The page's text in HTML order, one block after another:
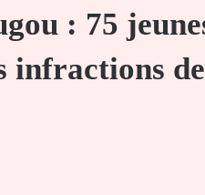
: 75
infractions